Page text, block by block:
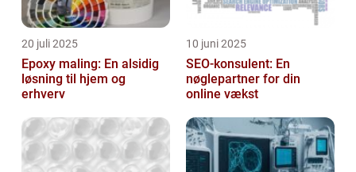
20 juli 2025
Epoxy maling: En alsidig
løsning til hjem og
erhverv
10 juni 2025
SEO-konsulent: En
nøglepartner for din
online vækst